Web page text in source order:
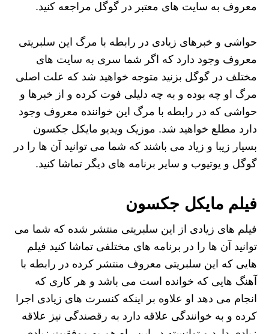
معروف به سایت های معتبر در گوگل مراجعه کنید.
حواشی و خبرهای زیادی در رابطه با مرگ این سلبریتی
معروف وجود دارد که اگر شما سری به سایت های
مختلف در گوگل بزنید متوجه خواهید شد که علت اصلی
مرگ او چه بوده و به چه دلیلی فوت کرده و از خبرها و
حواشی که در رابطه با مرگ این خواننده معروف وجود
دارد مطلع خواهید شد. موزیک ویدیو مایکل جکسون
بسیار زیبا و زیاد می باشند که شما می توانید آن ها را در
گوگل و یوتیوب و سایر برنامه های دیگر تماشا کنید.
فیلم مایکل جکسون
فیلم‌ های زیادی از این سلبریتی منتشر شده که شما می
توانید آن ها را در برنامه‌ های مختلفی تماشا کنید فیلم‌
هایی که این سلبریتی معروف منتشر کرده در رابطه با
آهنگ هایی که خوانده است می‌ باشد و هر کاری که
انجام می‌ دهد او علاوه بر اینکه کنسرت های زیادی اجرا
کرده و به خوانندگی علاقه دارد به رقصندگی نیز علاقه